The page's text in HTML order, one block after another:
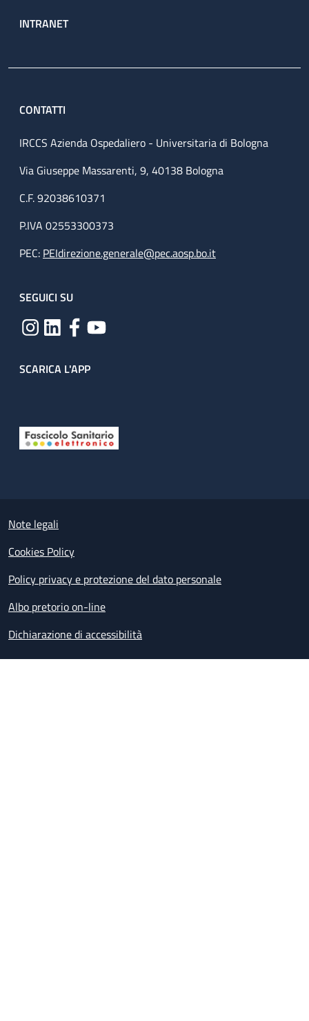
INTRANET
CONTATTI
IRCCS Azienda Ospedaliero - Universitaria di Bologna
Via Giuseppe Massarenti, 9, 40138 Bologna
C.F. 92038610371
P.IVA 02553300373
PEC: PEIdirezione.generale@pec.aosp.bo.it
SEGUICI SU
SCARICA L'APP
Small prints
Note legali
Cookies Policy
Policy privacy e protezione del dato personale
Albo pretorio on-line
Dichiarazione di accessibilità